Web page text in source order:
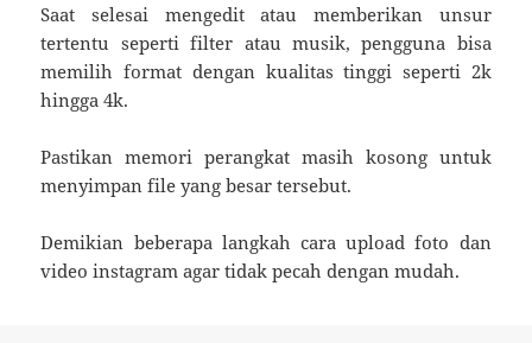
Saat selesai mengedit atau memberikan unsur
tertentu seperti filter atau musik, pengguna bisa
memilih format dengan kualitas tinggi seperti 2k
hingga 4k.
Pastikan memori perangkat masih kosong untuk
menyimpan file yang besar tersebut.
Demikian beberapa langkah cara upload foto dan
video instagram agar tidak pecah dengan mudah.